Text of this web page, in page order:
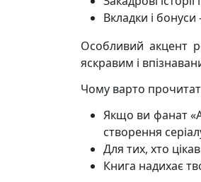
Вкладки і
Особливий акцент
яскравим і
Чому варто
Якщо ви фанат
створення
Для тих, хто
Книга надихає